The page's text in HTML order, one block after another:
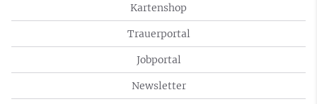
Kartenshop
Trauerportal
Jobportal
Newsletter